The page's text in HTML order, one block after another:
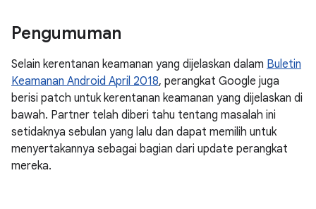
Pengumuman
Selain kerentanan keamanan yang dijelaskan dalam Buletin
Keamanan Android April 2018, perangkat Google juga
berisi patch untuk kerentanan keamanan yang dijelaskan di
bawah. Partner telah diberi tahu tentang masalah ini
setidaknya sebulan yang lalu dan dapat memilih untuk
menyertakannya sebagai bagian dari update perangkat
mereka.